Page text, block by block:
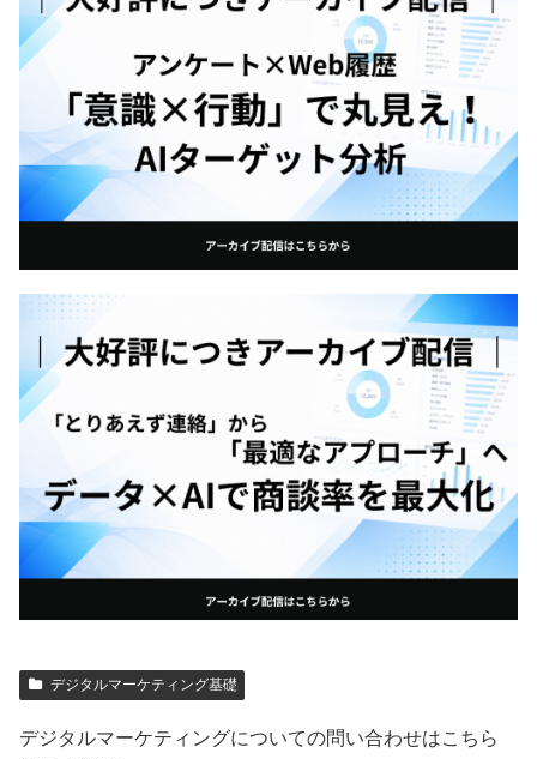
デジタルマーケティング基礎
デジタルマーケティングについての問い合わせはこちら